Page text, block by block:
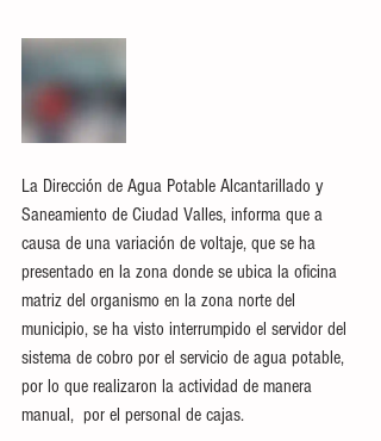
La Dirección de Agua Potable Alcantarillado y
Saneamiento de Ciudad Valles, informa que a
causa de una variación de voltaje, que se ha
presentado en la zona donde se ubica la oficina
matriz del organismo en la zona norte del
municipio, se ha visto interrumpido el servidor del
sistema de cobro por el servicio de agua potable,
por lo que realizaron la actividad de manera
manual,  por el personal de cajas.